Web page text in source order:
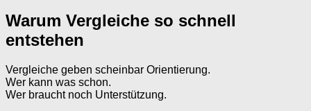
Warum Vergleiche so schnell
entstehen
Vergleiche geben scheinbar Orientierung.
Wer kann was schon.
Wer braucht noch Unterstützung.